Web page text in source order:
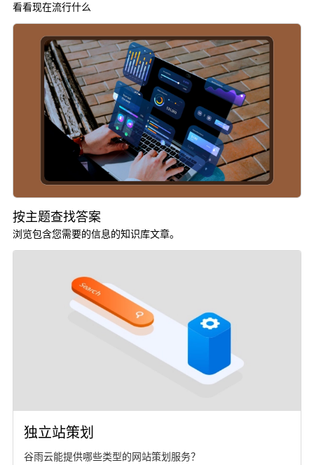
看看现在流行什么
按主题查找答案
浏览包含您需要的信息的知识库文章。
独立站策划
谷雨云能提供哪些类型的网站策划服务？